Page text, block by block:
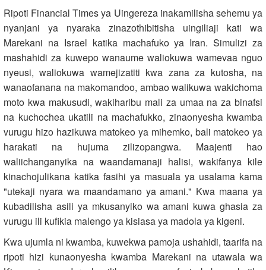
Ripoti Financial Times ya Uingereza inakamilisha sehemu ya
nyanjani ya nyaraka zinazothibitisha uingiliaji kati wa
Marekani na Israel katika machafuko ya Iran. Simulizi za
mashahidi za kuwepo wanaume waliokuwa wamevaa nguo
nyeusi, waliokuwa wamejizatiti kwa zana za kutosha, na
wanaofanana na makomandoo, ambao walikuwa wakichoma
moto kwa makusudi, wakiharibu mali za umaa na za binafsi
na kuchochea ukatili na machafukko, zinaonyesha kwamba
vurugu hizo hazikuwa matokeo ya mihemko, bali matokeo ya
harakati na hujuma zilizopangwa. Maajenti hao
waliichanganyika na waandamanaji halisi, wakifanya kile
kinachojulikana katika fasihi ya masuala ya usalama kama
"utekaji nyara wa maandamano ya amani." Kwa maana ya
kubadilisha asili ya mkusanyiko wa amani kuwa ghasia za
vurugu ili kufikia malengo ya kisiasa ya madola ya kigeni.
Kwa ujumla ni kwamba, kuwekwa pamoja ushahidi, taarifa na
ripoti hizi kunaonyesha kwamba Marekani na utawala wa